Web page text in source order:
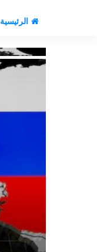
الرئيسية